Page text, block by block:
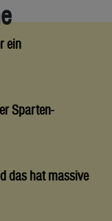
ein
Sparten-
das hat massive